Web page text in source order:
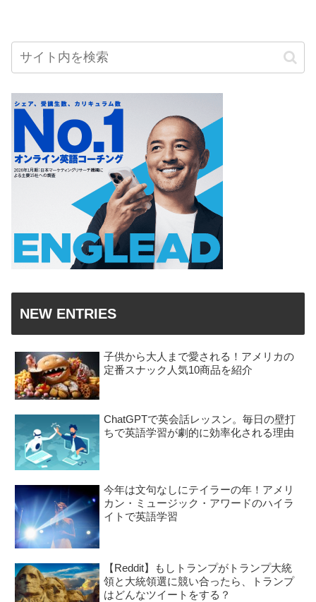
NEW ENTRIES
子供から大人まで愛される！アメリカの
定番スナック人気10商品を紹介
ChatGPTで英会話レッスン。毎日の壁打
ちで英語学習が劇的に効率化される理由
今年は文句なしにテイラーの年！アメリ
カン・ミュージック・アワードのハイラ
イトで英語学習
【Reddit】もしトランプがトランプ大統
領と大統領選に競い合ったら、トランプ
はどんなツイートをする？